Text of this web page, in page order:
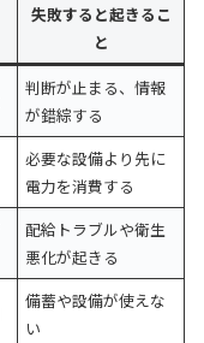
失敗すると起きるこ
と
判断が止まる、情報
が錯綜する
必要な設備より先に
電力を消費する
配給トラブルや衛生
悪化が起きる
備蓄や設備が使えな
い